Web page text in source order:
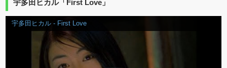
宇多田ヒカル「First Love」
宇多田ヒカル - First Love